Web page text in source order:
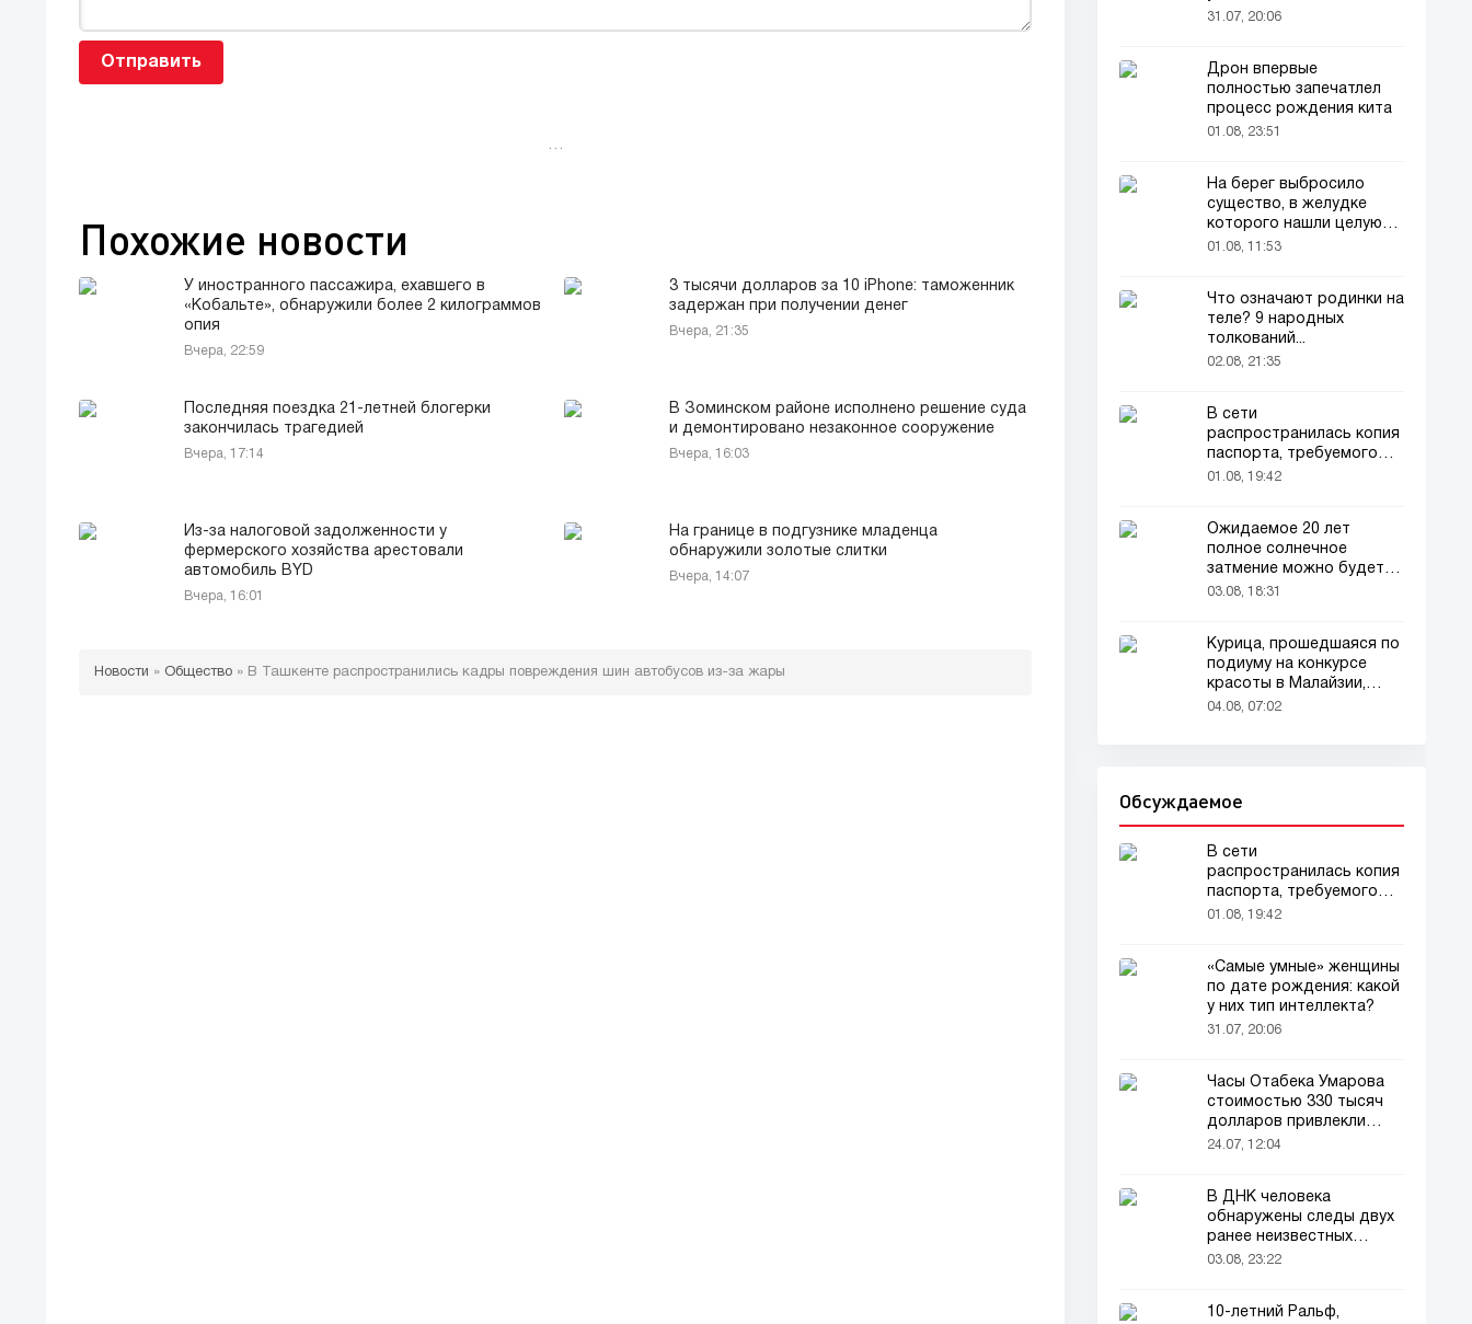
Отправить
…
Похожие новости
У иностранного пассажира, ехавшего в
«Кобальте», обнаружили более 2 килограммов
опия
Вчера, 22:59
3 тысячи долларов за 10 iPhone: таможенник
задержан при получении денег
Вчера, 21:35
Последняя поездка 21-летней блогерки
закончилась трагедией
Вчера, 17:14
В Зоминском районе исполнено решение суда
и демонтировано незаконное сооружение
Вчера, 16:03
Из-за налоговой задолженности у
фермерского хозяйства арестовали
автомобиль BYD
Вчера, 16:01
На границе в подгузнике младенца
обнаружили золотые слитки
Вчера, 14:07
Новости » Общество » В Ташкенте распространились кадры повреждения шин автобусов из-за жары
31.07, 20:06
Дрон впервые
полностью запечатлел
процесс рождения кита
01.08, 23:51
На берег выбросило
существо, в желудке
которого нашли целую
добычу
01.08, 11:53
Что означают родинки на
теле? 9 народных
толкований...
02.08, 21:35
В сети
распространилась копия
паспорта, требуемого
для домашних животных
01.08, 19:42
Ожидаемое 20 лет
полное солнечное
затмение можно будет
наблюдать в августе
03.08, 18:31
Курица, прошедшаяся по
подиуму на конкурсе
красоты в Малайзии,
привлекла внимание
04.08, 07:02
Обсуждаемое
В сети
распространилась копия
паспорта, требуемого
для домашних животных
01.08, 19:42
«Самые умные» женщины
по дате рождения: какой
у них тип интеллекта?
31.07, 20:06
Часы Отабека Умарова
стоимостью 330 тысяч
долларов привлекли
всеобщее внимание в
24.07, 12:04
В ДНК человека
обнаружены следы двух
ранее неизвестных
предков
03.08, 23:22
10-летний Ральф,